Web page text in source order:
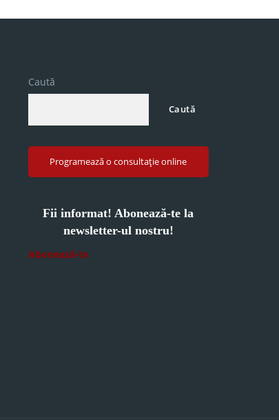
Caută
Caută
Programează o consultație online
Fii informat! Abonează-te la
newsletter-ul nostru!
Abonează-te